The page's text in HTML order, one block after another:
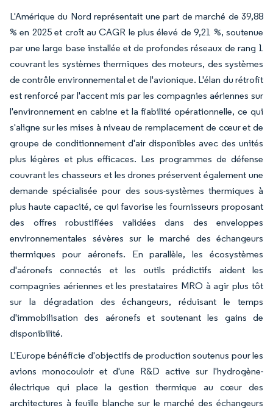
L'Amérique du Nord représentait une part de marché de 39,88
% en 2025 et croît au CAGR le plus élevé de 9,21 %, soutenue
par une large base installée et de profondes réseaux de rang 1
couvrant les systèmes thermiques des moteurs, des systèmes
de contrôle environnemental et de l'avionique. L'élan du rétrofit
est renforcé par l'accent mis par les compagnies aériennes sur
l'environnement en cabine et la fiabilité opérationnelle, ce qui
s'aligne sur les mises à niveau de remplacement de cœur et de
groupe de conditionnement d'air disponibles avec des unités
plus légères et plus efficaces. Les programmes de défense
couvrant les chasseurs et les drones préservent également une
demande spécialisée pour des sous-systèmes thermiques à
plus haute capacité, ce qui favorise les fournisseurs proposant
des offres robustifiées validées dans des enveloppes
environnementales sévères sur le marché des échangeurs
thermiques pour aéronefs. En parallèle, les écosystèmes
d'aéronefs connectés et les outils prédictifs aident les
compagnies aériennes et les prestataires MRO à agir plus tôt
sur la dégradation des échangeurs, réduisant le temps
d'immobilisation des aéronefs et soutenant les gains de
disponibilité.
L'Europe bénéficie d'objectifs de production soutenus pour les
avions monocouloir et d'une R&D active sur l'hydrogène-
électrique qui place la gestion thermique au cœur des
architectures à feuille blanche sur le marché des échangeurs